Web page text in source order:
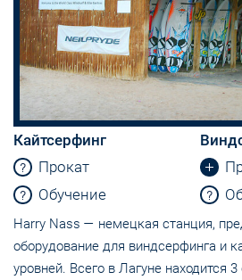
Кайтсерфинг
Прокат
Обучение
Harry Nass — немецкая станция,
оборудование для виндсерфинга и
уровней. Всего в Лагуне находится